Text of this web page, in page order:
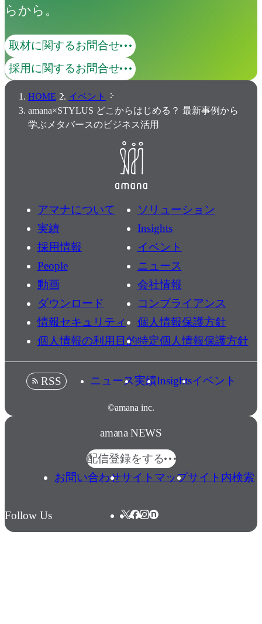
らから。
取材に関するお問合せ
採用に関するお問合せ
HOME
イベント
amana×STYLUS どこからはじめる？ 最新事例から
学ぶメタバースのビジネス活用
アマナについて
ソリューション
実績
Insights
採用情報
イベント
People
ニュース
動画
会社情報
ダウンロード
コンプライアンス
情報セキュリティ
個人情報保護方針
個人情報の利用目的特定個人情報保護方針
©amana inc.
RSS ニュース実績Insightsイベント
amana NEWS
配信登録をする
お問い合わせサイトマップサイト内検索
Follow Us